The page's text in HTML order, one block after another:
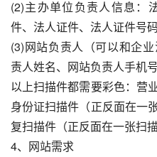
(2)主办单位负责人信息：
件、法人证件、法人证件号
(3)网站负责人（可以和企
责人姓名、网站负责人手机
以上扫描件都需要彩色：营
身份证扫描件（正反面在一
复扫描件（正反面在一张扫描
4、网站需求